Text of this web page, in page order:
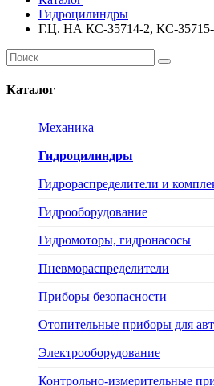
Гидроцилиндры
Г.Ц. НА КС-35714-2, КС-
Каталог
Механика
Гидроцилиндры
Гидрораспределители и
Гидрооборудование
Гидромоторы, гидронасосы
Пневмораспределители
Приборы безопасности
Отопительные приборы для
Электрооборудование
Контрольно-измерительные